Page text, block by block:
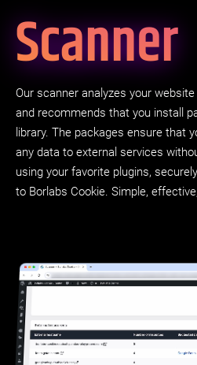
Scanner
Our scanner analyzes your
and recommends that you install
library. The packages ensure that
any data to external services
using your favorite plugins,
to Borlabs Cookie. Simple,